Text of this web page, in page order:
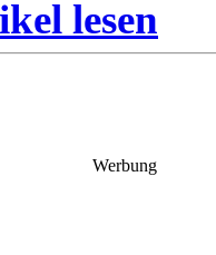
lesen
Werbung